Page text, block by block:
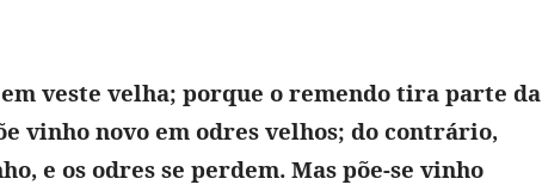
veste velha; porque o remendo tira parte da
vinho novo em odres velhos; do contrário,
e os odres se perdem. Mas põe-se vinho